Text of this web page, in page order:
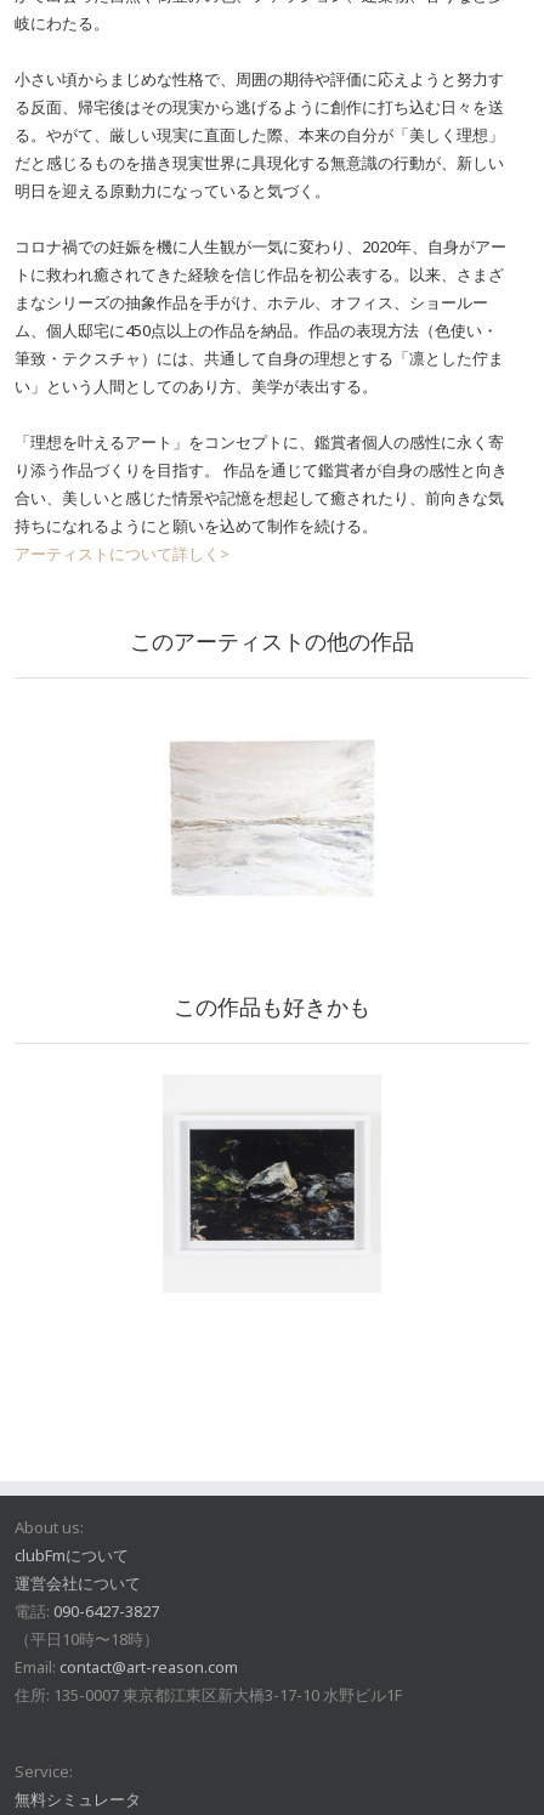
岐にわたる。
小さい頃からまじめな性格で、周囲の期待や評価に応えようと努力す
る反面、帰宅後はその現実から逃げるように創作に打ち込む日々を送
る。やがて、厳しい現実に直面した際、本来の自分が「美しく理想」
だと感じるものを描き現実世界に具現化する無意識の行動が、新しい
明日を迎える原動力になっていると気づく。
コロナ禍での妊娠を機に人生観が一気に変わり、2020年、自身がアー
トに救われ癒されてきた経験を信じ作品を初公表する。以来、さまざ
まなシリーズの抽象作品を手がけ、ホテル、オフィス、ショールー
ム、個人邸宅に450点以上の作品を納品。作品の表現方法（色使い・
筆致・テクスチャ）には、共通して自身の理想とする「凛とした佇ま
い」という人間としてのあり方、美学が表出する。
「理想を叶えるアート」をコンセプトに、鑑賞者個人の感性に永く寄
り添う作品づくりを目指す。 作品を通じて鑑賞者が自身の感性と向き
合い、美しいと感じた情景や記憶を想起して癒されたり、前向きな気
持ちになれるようにと願いを込めて制作を続ける。
アーティストについて詳しく>
このアーティストの他の作品
この作品も好きかも
About us:
clubFmについて
運営会社について
電話: 090-6427-3827
（平日10時〜18時）
Email: contact@art-reason.com
住所: 135-0007 東京都江東区新大橋3-17-10 水野ビル1F
Service:
無料シミュレータ